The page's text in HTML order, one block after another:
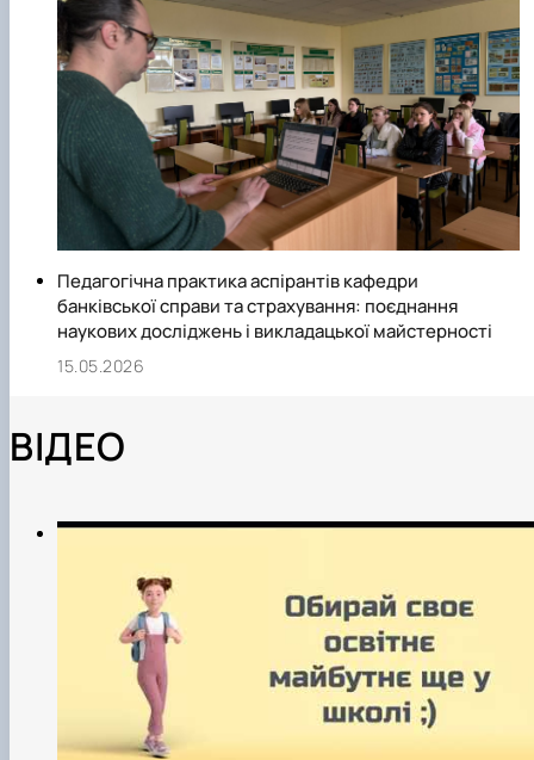
Педагогічна практика аспірантів кафедри
банківської справи та страхування: поєднання
наукових досліджень і викладацької майстерності
15.05.2026
ВІДЕО